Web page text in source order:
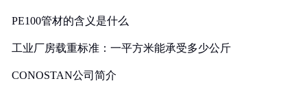
PE100管材的含义是什么
工业厂房载重标准：一平方米能承受多少公斤
CONOSTAN公司简介